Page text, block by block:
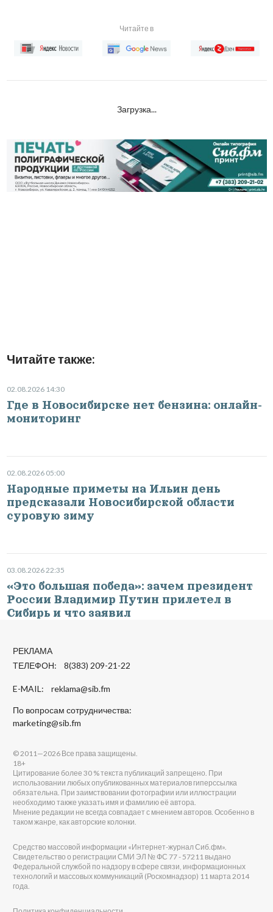
Читайте в
Загрузка...
Читайте также:
02.08.2026 14:30
Где в Новосибирске нет бензина: онлайн-
мониторинг
02.08.2026 05:00
Народные приметы на Ильин день
предсказали Новосибирской области
суровую зиму
03.08.2026 22:35
«Это большая победа»: зачем президент
России Владимир Путин прилетел в
Сибирь и что заявил
РЕКЛАМА
ТЕЛЕФОН: 8(383) 209-21-22
E-MAIL: reklama@sib.fm
По вопросам сотрудничества:
marketing@sib.fm
© 2011—2026 Все права защищены.
18+
Цитирование более 30 % текста публикаций запрещено. При
использовании любых опубликованных материалов гиперссылка
обязательна. При заимствовании фотографии или иллюстрации
необходимо также указать имя и фамилию её автора.
Мнение редакции не всегда совпадает с мнением авторов. Особенно в
таком жанре, как авторские колонки.
Средство массовой информации «Интернет-журнал Сиб.фм».
Свидетельство о регистрации СМИ ЭЛ № ФС 77 - 57211 выдано
Федеральной службой по надзору в сфере связи, информационных
технологий и массовых коммуникаций (Роскомнадзор) 11 марта 2014
года.